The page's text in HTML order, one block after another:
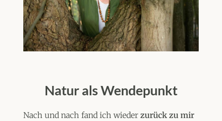
Natur als Wendepunkt
Nach und nach fand ich wiederzurück zu mir